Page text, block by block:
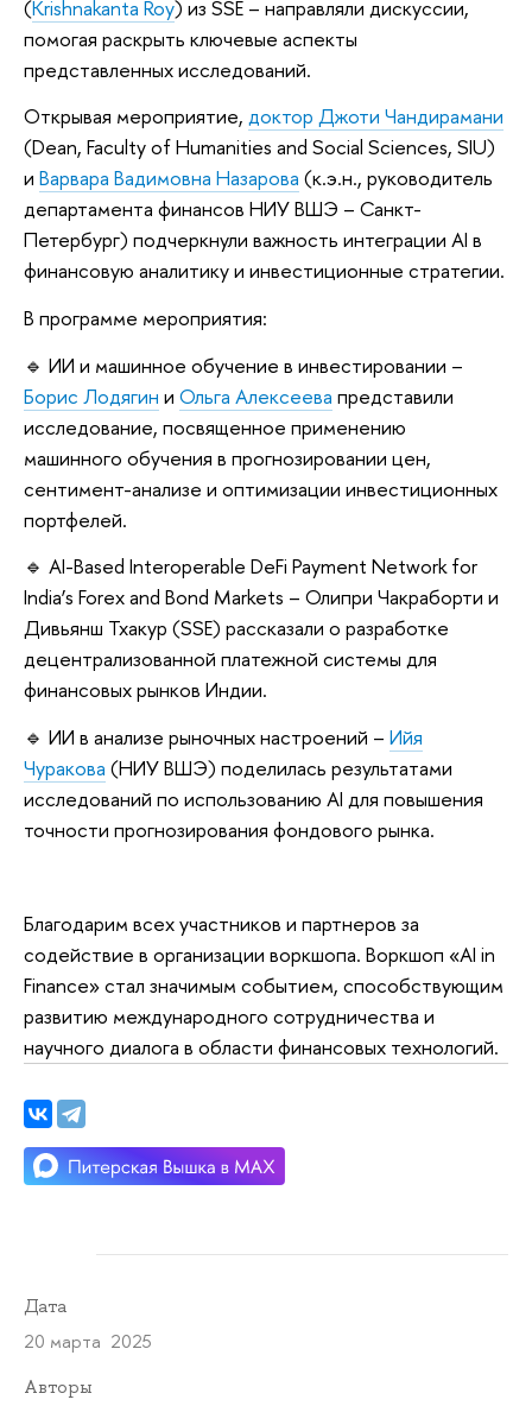
(Krishnakanta Roy) из SSE – направляли дискуссии,
помогая раскрыть ключевые аспекты
представленных исследований.
Открывая мероприятие, доктор Джоти Чандирамани
(Dean, Faculty of Humanities and Social Sciences, SIU)
и Варвара Вадимовна Назарова (к.э.н., руководитель
департамента финансов НИУ ВШЭ – Санкт-
Петербург) подчеркнули важность интеграции AI в
финансовую аналитику и инвестиционные стратегии.
В программе мероприятия:
🔹 ИИ и машинное обучение в инвестировании –
Борис Лодягин и Ольга Алексеева представили
исследование, посвященное применению
машинного обучения в прогнозировании цен,
сентимент-анализе и оптимизации инвестиционных
портфелей.
🔹 AI-Based Interoperable DeFi Payment Network for
India’s Forex and Bond Markets – Олипри Чакраборти и
Дивьянш Тхакур (SSE) рассказали о разработке
децентрализованной платежной системы для
финансовых рынков Индии.
🔹 ИИ в анализе рыночных настроений – Ийя
Чуракова (НИУ ВШЭ) поделилась результатами
исследований по использованию AI для повышения
точности прогнозирования фондового рынка.
Благодарим всех участников и партнеров за
содействие в организации воркшопа. Воркшоп «AI in
Finance» стал значимым событием, способствующим
развитию международного сотрудничества и
научного диалога в области финансовых технологий.
Дата
20 марта 2025
Авторы